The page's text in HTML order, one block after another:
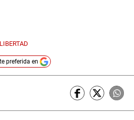
preferida en